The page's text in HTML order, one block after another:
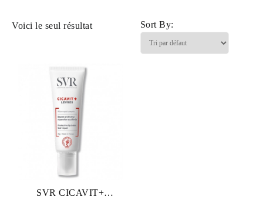
Voici le seul résultat Sort By:
SVR CICAVIT+